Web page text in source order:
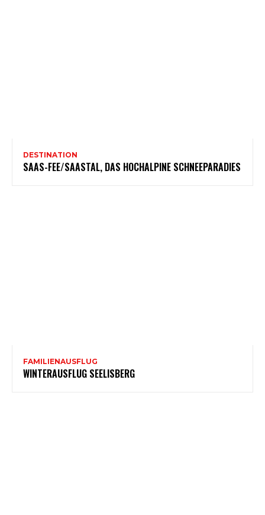
DESTINATION
SAAS-FEE/SAASTAL, DAS HOCHALPINE SCHNEEPARADIES
FAMILIENAUSFLUG
WINTERAUSFLUG SEELISBERG